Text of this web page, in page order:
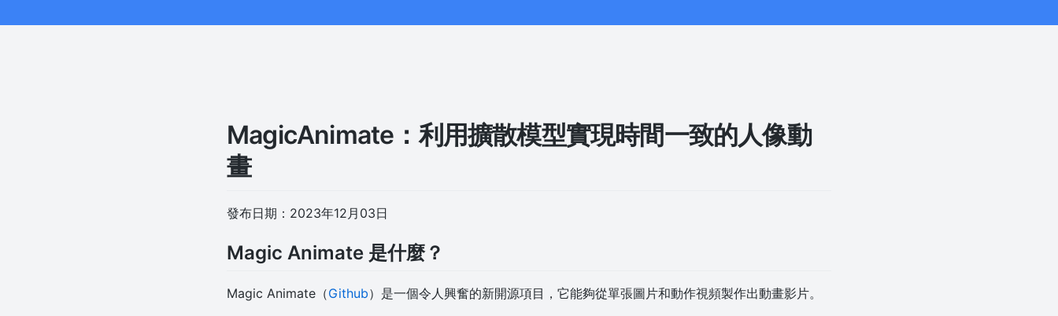
MagicAnimate：利用擴散模型實現時間一致的人像動
畫
發布日期：2023年12月03日
Magic Animate 是什麼？
Magic Animate（Github）是一個令人興奮的新開源項目，它能夠從單張圖片和動作視頻製作出動畫影片。